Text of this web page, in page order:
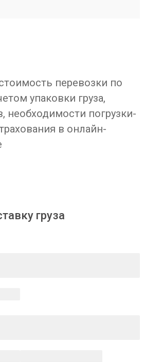
перевозки по
упаковки груза,
необходимости погрузки-
в онлайн-
груза